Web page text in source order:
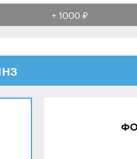
+ 1000 ₽